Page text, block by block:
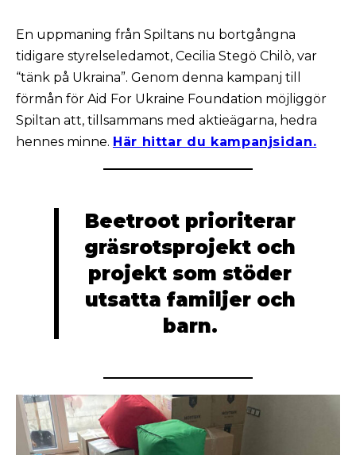
En uppmaning från Spiltans nu bortgångna
tidigare styrelseledamot, Cecilia Stegö Chilò, var
“tänk på Ukraina”. Genom denna kampanj till
förmån för Aid For Ukraine Foundation möjliggör
Spiltan att, tillsammans med aktieägarna, hedra
hennes minne. Här hittar du kampanjsidan.
Beetroot prioriterar
gräsrotsprojekt och
projekt som stöder
utsatta familjer och
barn.